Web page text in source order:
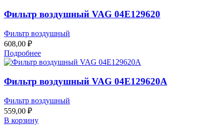
Фильтр воздушный VAG 04E129620
Фильтр воздушный
608,00 ₽
Подробнее
Фильтр воздушный VAG 04E129620A
Фильтр воздушный
559,00 ₽
В корзину